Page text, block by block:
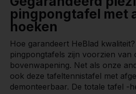
pingpongtafel met
hoeken
Hoe garandeert HeBlad
pingpongtafels zijn voorzien van
bovenwapening. Net als onze
ook deze tafeltennistafel met
demonteerbaar. De totale tafel -